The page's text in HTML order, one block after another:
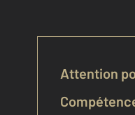
Attention